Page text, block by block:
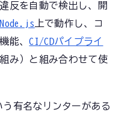
反を自動で検出し、開
Node.js
上で動作し、コ
能、CI/CDパイプライ
み）と組み合わせて使
う有名なリンターがある